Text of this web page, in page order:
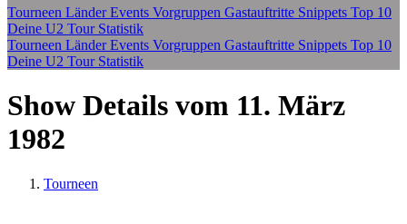
Tourneen LänderEvents Vorgruppen Gastauftritte Snippets Top 10
Deine U2 Tour Statistik
Tourneen LänderEvents Vorgruppen Gastauftritte Snippets Top 10
Deine U2 Tour Statistik
Show Details vom 11. März
1982
Tourneen